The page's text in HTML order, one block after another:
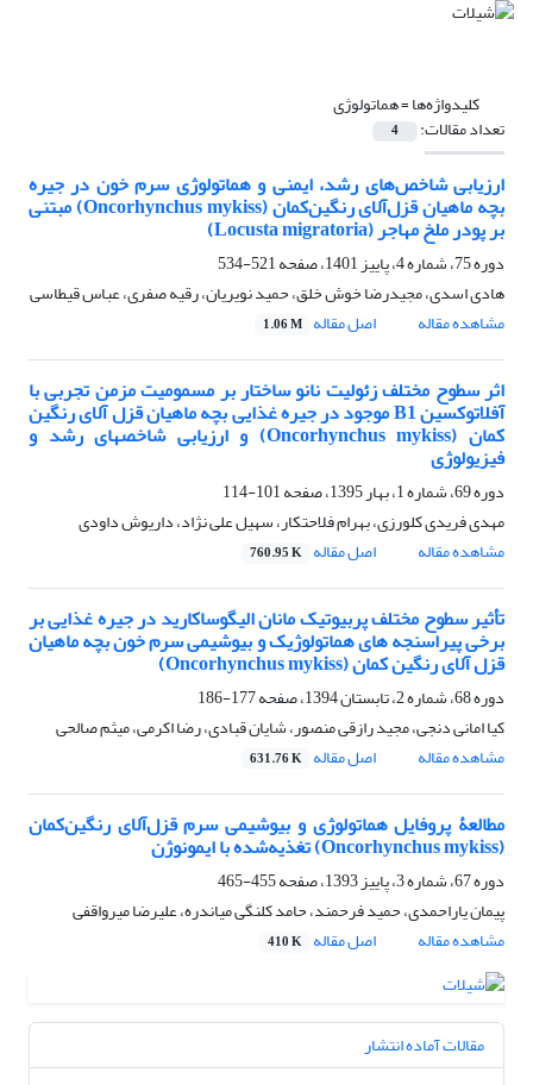
کلیدواژه‌ها =هماتولوژی
تعداد مقالات: 4
ارزیابی شاخص‌های رشد، ایمنی و هماتولوژی سرم خون در جیره
بچه ماهیان قزل‌آلای رنگین‌کمان (Oncorhynchus mykiss) مبتنی
بر پودر ملخ مهاجر (Locusta migratoria)
دوره 75، شماره 4، پاییز 1401، صفحه
521-534
هادی اسدی، مجیدرضا خوش خلق، حمید نویریان، رقیه صفری، عباس قیطاسی
مشاهده مقاله
اصل مقاله 1.06 M
اثر سطوح مختلف زئولیت نانو ساختار بر مسمومیت مزمن تجربی با
آفلاتوکسین B1 موجود در جیره غذایی بچه ماهیان قزل آلای رنگین
کمان (Oncorhynchus mykiss) و ارزیابی شاخصهای رشد و
فیزیولوژی
دوره 69، شماره 1، بهار 1395، صفحه
101-114
مهدی فریدی کلورزی، بهرام فلاحتکار، سهیل علی نژاد، داریوش داودی
مشاهده مقاله
اصل مقاله 760.95 K
تأثیر سطوح مختلف پربیوتیک مانان الیگوساکارید در جیره غذایی بر
برخی پیراسنجه های هماتولوژیک و بیوشیمی سرم خون بچه ماهیان
قزل آلای رنگین کمان (Oncorhynchus mykiss)
دوره 68، شماره 2، تابستان 1394، صفحه
177-186
کیا امانی دنجی، مجید رازقی منصور، شایان قبادی، رضا اکرمی، میثم صالحی
مشاهده مقاله
اصل مقاله 631.76 K
مطالعۀ پروفایل هماتولوژی و بیوشیمی سرم قزل‌آلای رنگین‌کمان
(Oncorhynchus mykiss) تغذیه‌شده با ایمونوژن
دوره 67، شماره 3، پاییز 1393، صفحه
455-465
پیمان یاراحمدی، حمید فرحمند، حامد کلنگی میاندره، علیرضا میرواقفی
مشاهده مقاله
اصل مقاله 410 K
مقالات آماده انتشار